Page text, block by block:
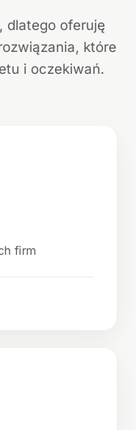
dlatego oferuję
które
i oczekiwań.
firm